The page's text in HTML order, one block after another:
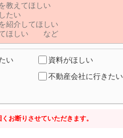
い
資料がほしい
不動産会社に行きたい
お断りさせていただきます。